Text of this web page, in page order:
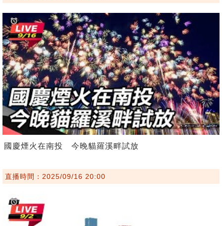
國慶煙火在南投 今晚貓羅溪畔試放
直播時間：2025/09/16 20:00